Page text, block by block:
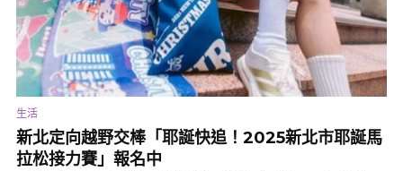
生活
新北定向越野交棒「耶誕快追！2025新北市耶誕馬
拉松接力賽」報名中